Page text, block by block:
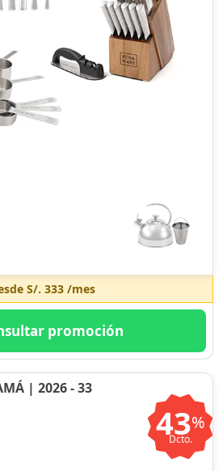
S/. 333/mes
promoción
| 2026 - 33
43%
Dcto.